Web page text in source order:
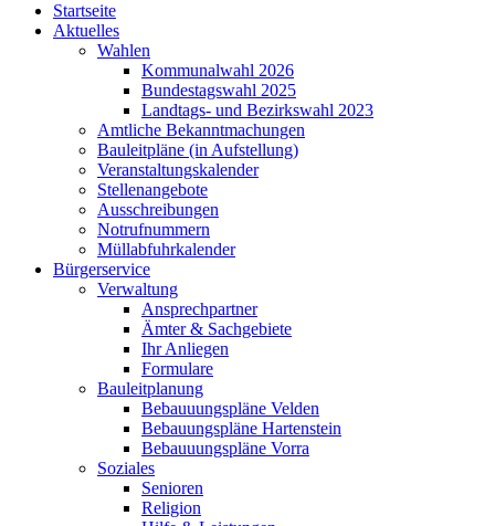
Startseite
Aktuelles
Wahlen
Kommunalwahl 2026
Bundestagswahl 2025
Landtags- und Bezirkswahl 2023
Amtliche Bekanntmachungen
Bauleitpläne (in Aufstellung)
Veranstaltungskalender
Stellenangebote
Ausschreibungen
Notrufnummern
Müllabfuhrkalender
Bürgerservice
Verwaltung
Ansprechpartner
Ämter & Sachgebiete
Ihr Anliegen
Formulare
Bauleitplanung
Bebauuungspläne Velden
Bebauungspläne Hartenstein
Bebauuungspläne Vorra
Soziales
Senioren
Religion